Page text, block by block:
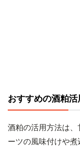
おすすめの酒粕
酒粕の活用方法は
ーツの風味付けや